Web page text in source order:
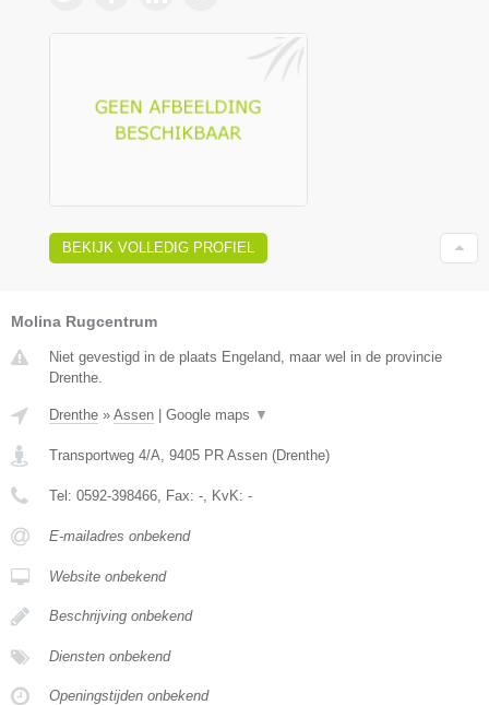
BEKIJK VOLLEDIG PROFIEL
Molina Rugcentrum
Niet gevestigd in de plaats Engeland, maar wel in de provincie
Drenthe.
Drenthe » Assen Google maps ▼
Transportweg 4/A 9405 PR Assen (Drenthe)
Tel: 0592-398466 , Fax: - , KvK: -
E-mailadres onbekend
Website onbekend
Beschrijving onbekend
Diensten onbekend
Openingstijden onbekend